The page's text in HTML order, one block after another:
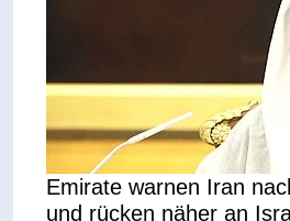
Emirate warnen Iran
und rücken näher an